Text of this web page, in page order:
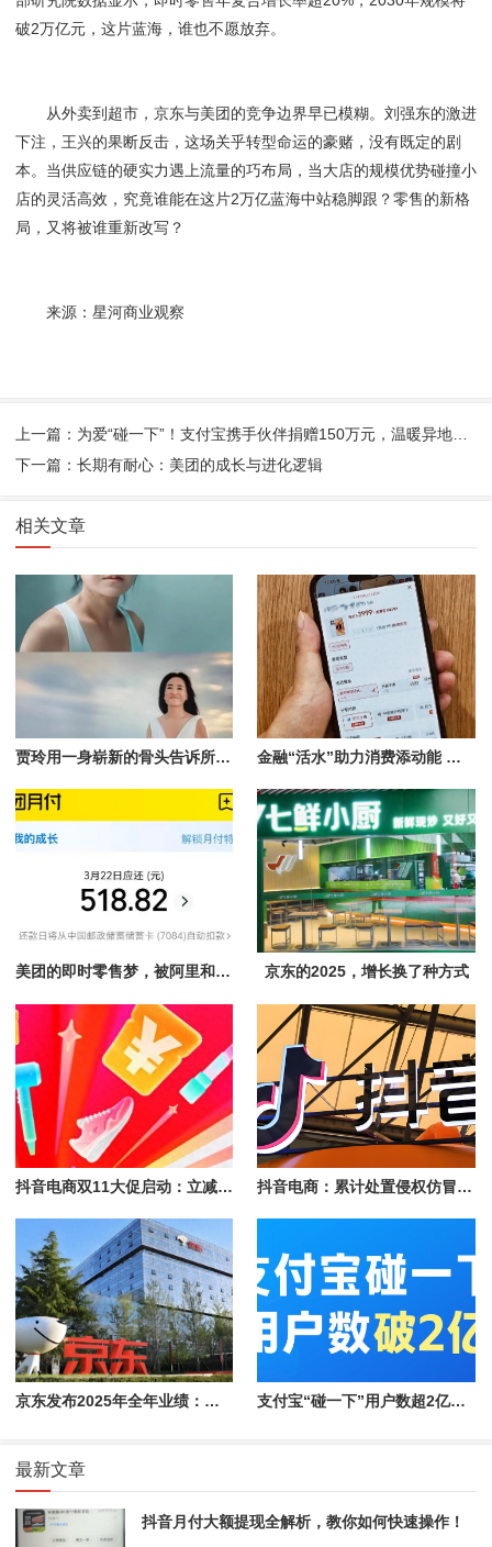
破2万亿元，这片蓝海，谁也不愿放弃。
从外卖到超市，京东与美团的竞争边界早已模糊。刘强东的激进
下注，王兴的果断反击，这场关乎转型命运的豪赌，没有既定的剧
本。当供应链的硬实力遇上流量的巧布局，当大店的规模优势碰撞小
店的灵活高效，究竟谁能在这片2万亿蓝海中站稳脚跟？零售的新格
局，又将被谁重新改写？
来源：星河商业观察
下一篇：长期有耐心：美团的成长与进化逻辑
相关文章
贾玲用一身崭新的骨头告诉所有人：人生下半场，我只为自己的意志打工。 金融“活水”助力消费添动能 头部主播直播间首次推出花呗分期免息专场
美团的即时零售梦，被阿里和京东“奶茶泡沫”淹没 京东的2025，增长换了种方式
抖音电商双11大促启动：立减、直降叠加消费券，商家享免佣等政策 抖音电商：累计处置侵权仿冒达人账号1.1万个，处置仿冒带货商品超6700个
京东发布2025年全年业绩：实现收入用户双位数增长 支付宝“碰一下”用户数超2亿！拿下1亿新用户速度快1倍
最新文章
抖音月付大额提现全解析，教你如何快速操作！